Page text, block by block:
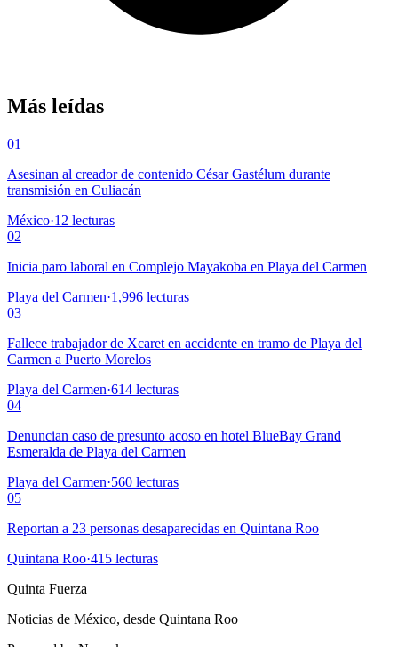
Más leídas
01
Asesinan al creador de contenido César Gastélum durante
transmisión en Culiacán
México·12 lecturas
02
Inicia paro laboral en Complejo Mayakoba en Playa del Carmen
Playa del Carmen·1,996 lecturas
03
Fallece trabajador de Xcaret en accidente en tramo de Playa del
Carmen a Puerto Morelos
Playa del Carmen·614 lecturas
04
Denuncian caso de presunto acoso en hotel BlueBay Grand
Esmeralda de Playa del Carmen
Playa del Carmen·560 lecturas
05
Reportan a 23 personas desaparecidas en Quintana Roo
Quintana Roo·415 lecturas
Quinta Fuerza
Noticias de México, desde Quintana Roo